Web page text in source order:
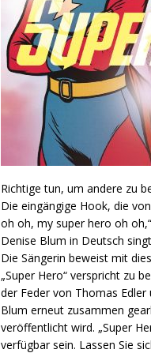
Richtige tun, um andere zu
Die eingängige Hook, die
oh oh, my super hero oh
Denise Blum in Deutsch
Die Sängerin beweist mit
„Super Hero“ verspricht zu
der Feder von Thomas
Blum erneut zusammen
veröffentlicht wird. „Super
verfügbar sein. Lassen Sie